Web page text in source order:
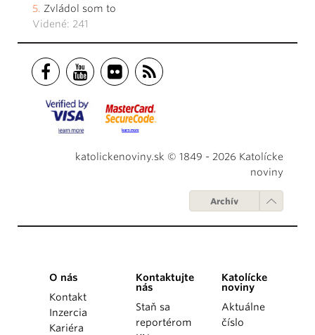
Zvládol som to
Videné: 241
katolickenoviny.sk © 1849 - 2026 Katolícke
noviny
Archív
O nás
Kontakt
Inzercia
Kariéra
Kontaktujte
nás
Staň sa
reportérom
Katolícke
noviny
Aktuálne
číslo